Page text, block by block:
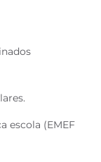
escola (EMEF